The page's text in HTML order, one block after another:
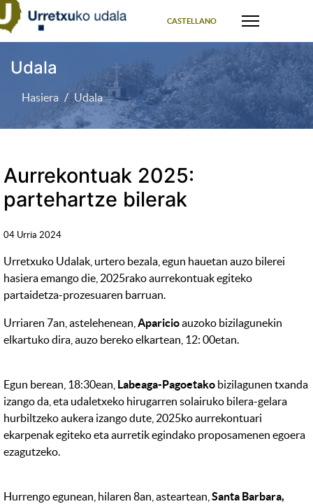
CASTELLANO
Udala
Hasiera Udala
Aurrekontuak 2025:
partehartze bilerak
04 Urria 2024
Urretxuko Udalak, urtero bezala, egun hauetan auzo bilerei
hasiera emango die, 2025rako aurrekontuak egiteko
partaidetza-prozesuaren barruan.
Urriaren 7an, astelehenean,Aparicioauzoko bizilagunekin
elkartuko dira, auzo bereko elkartean, 12: 00etan.
Egun berean, 18:30ean, Labeaga-Pagoetako bizilagunen txanda
izango da, eta udaletxeko hirugarren solairuko bilera-gelara
hurbiltzeko aukera izango dute, 2025ko aurrekontuari
ekarpenak egiteko eta aurretik egindako proposamenen egoera
ezagutzeko.
Hurrengo egunean, hilaren 8an, asteartean,Santa Barbara,